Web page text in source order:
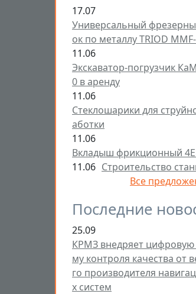
17.07
Универсальный
ок по металлу TRIOD
11.06
Экскаватор-погрузчик
0 в аренду
11.06
Стеклошарики для
аботки
11.06
Вкладыш фрикционный
11.06 Строительство
Все
Последние
25.09
КРМЗ внедряет цифровую
му контроля качества от
го производителя
х систем